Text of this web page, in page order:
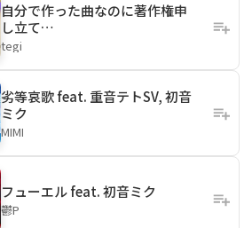
自分で作った曲なのに著作権申
し立て…
tegi
劣等哀歌 feat. 重音テトSV, 初音
ミク
MIMI
フューエル feat. 初音ミク
鬱P